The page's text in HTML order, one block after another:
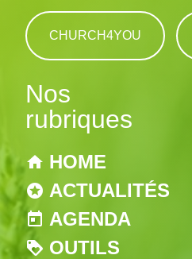
CHURCH4YOU
Nos
rubriques
HOME
ACTUALITÉS
AGENDA
OUTILS